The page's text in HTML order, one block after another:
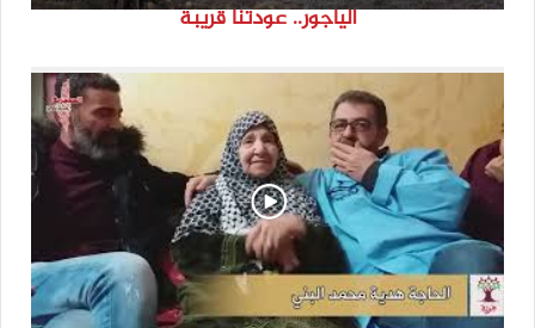
الياجور.. عودتنا قريبة